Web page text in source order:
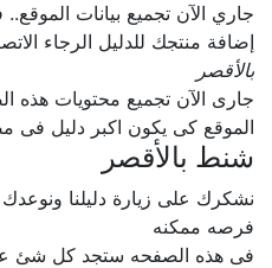
جاري الآن تجميع بيانات
إضافة منتجك للدليل الرجاء الاتصال بنا
بالأقصر
جارى الآن تجميع محتويات هذه
الموقع كى يكون اكبر دليل فى
شنط بالأقصر
نشكرك على زيارة دليلنا ونوعدك
فرصه ممكنه
فى هذه الصفحه ستجد كل شئ